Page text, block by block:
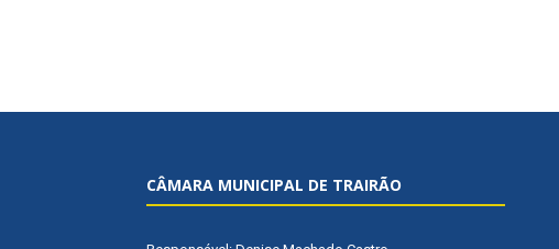
CÂMARA MUNICIPAL DE TRAIRÃO